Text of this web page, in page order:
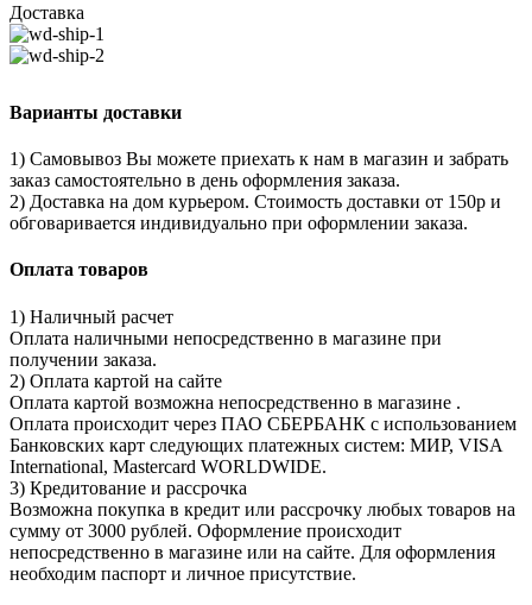
Доставка
Варианты доставки
1) Самовывоз Вы можете приехать к нам в магазин и забрать
заказ самостоятельно в день оформления заказа.
2) Доставка на дом курьером. Стоимость доставки от 150р и
обговаривается индивидуально при оформлении заказа.
Оплата товаров
1) Наличный расчет
Оплата наличными непосредственно в магазине при
получении заказа.
2) Оплата картой на сайте
Оплата картой возможна непосредственно в магазине .
Оплата происходит через ПАО СБЕРБАНК с использованием
Банковских карт следующих платежных систем: МИР, VISA
International, Mastercard WORLDWIDE.
3) Кредитование и рассрочка
Возможна покупка в кредит или рассрочку любых товаров на
сумму от 3000 рублей. Оформление происходит
непосредственно в магазине или на сайте. Для оформления
необходим паспорт и личное присутствие.